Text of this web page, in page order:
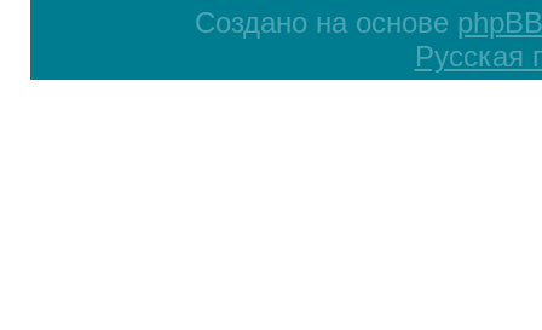
Создано на основе phpBB
Русская